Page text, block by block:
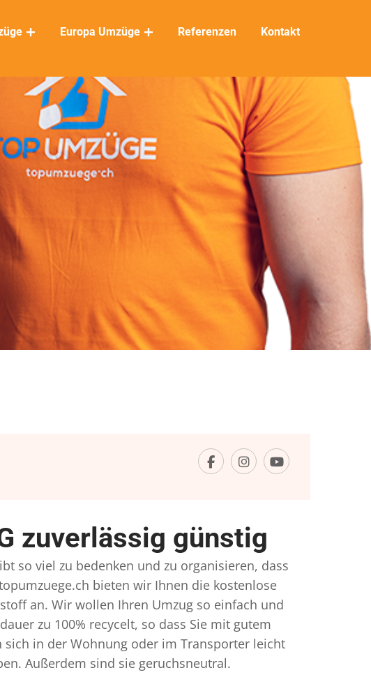
Europa Umzüge Referenzen Kontakt
zuverlässig günstig
so viel zu bedenken und zu organisieren, dass
bieten wir Ihnen die kostenlose
an. Wir wollen Ihren Umzug so einfach und
zu 100% recycelt, so dass Sie mit gutem
in der Wohnung oder im Transporter leicht
Außerdem sind sie geruchsneutral.